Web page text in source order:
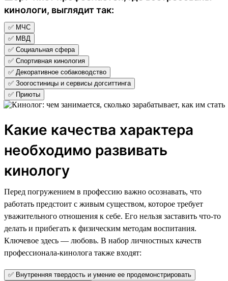
кинологи, выглядит так:
✅ МЧС
✅ МВД
✅ Социальная сфера
✅ Спортивная кинология
✅ Декоративное собаководство
✅ Зоогостиницы и сервисы догситтинга
✅ Приюты
Какие качества характера
необходимо развивать
кинологу
Перед погружением в профессию важно осознавать, что
работать предстоит с живым существом, которое требует
уважительного отношения к себе. Его нельзя заставить что-то
делать и прибегать к физическим методам воспитания.
Ключевое здесь — любовь. В набор личностных качеств
профессионала-кинолога также входят:
✅ Внутренняя твердость и умение ее продемонстрировать